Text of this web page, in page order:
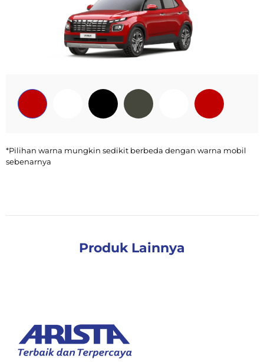
*Pilihan warna mungkin sedikit berbeda dengan warna mobil
sebenarnya
Produk Lainnya